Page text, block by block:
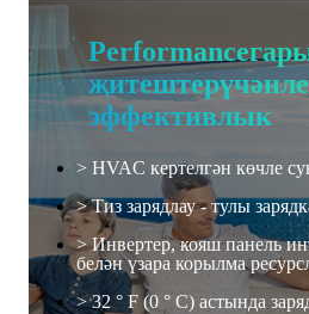
эффективлык
> HVAC кертелгән көчле
> Тиз зарядлау - тулы
> Инвертер, кояш панель
белән үзара корылма
> 32 ° F (0 ° C) астында